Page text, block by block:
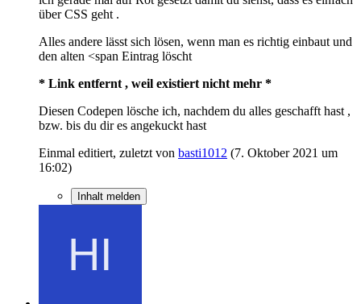
über CSS geht .
Alles andere lässt sich lösen, wenn man es richtig einbaut und
den alten <span Eintrag löscht
* Link entfernt , weil existiert nicht mehr *
Diesen Codepen lösche ich, nachdem du alles geschafft hast ,
bzw. bis du dir es angekuckt hast
Einmal editiert, zuletzt von basti1012 (7. Oktober 2021 um
16:02)
Inhalt melden